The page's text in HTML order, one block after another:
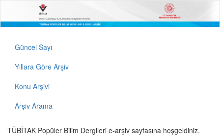
Güncel Sayı
Yıllara Göre Arşiv
Konu Arşivi
Arşiv Arama
TÜBİTAK Popüler Bilim Dergileri e-arşiv sayfasına hoşgeldiniz.